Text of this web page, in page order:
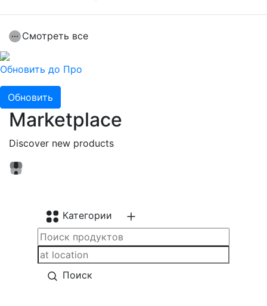
Смотреть все
Обновить до Про
Обновить
Marketplace
Discover new products
Категории
Поиск